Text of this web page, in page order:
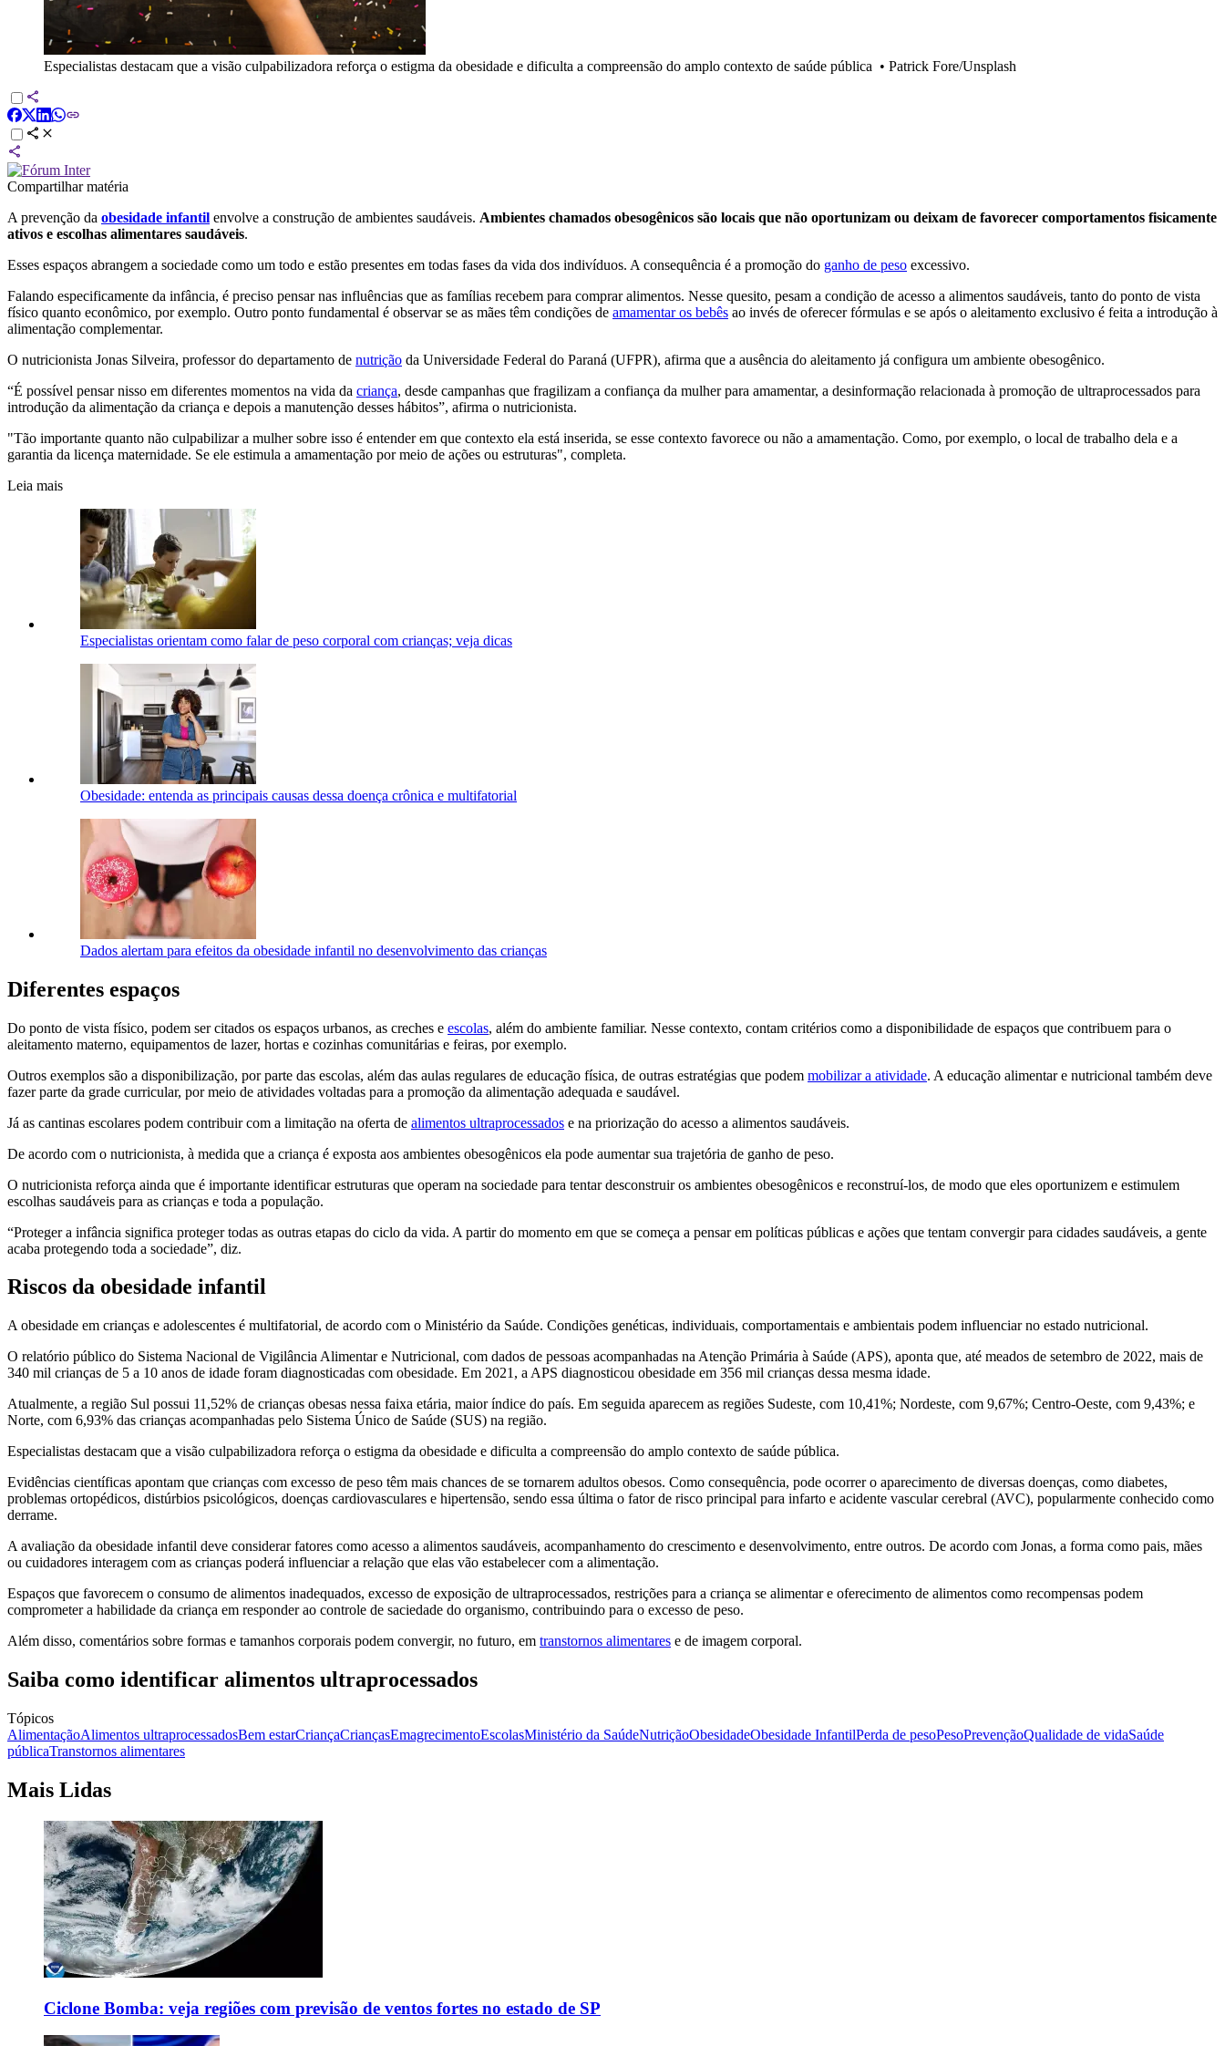
Especialistas destacam que a visão culpabilizadora reforça o estigma da obesidade e dificulta a compreensão do amplo contexto de saúde pública • Patrick Fore/Unsplash
Compartilhar matéria
A prevenção da obesidade infantil envolve a construção de ambientes saudáveis. Ambientes chamados obesogênicos são locais que não oportunizam ou deixam de favorecer comportamentos fisicamente
ativos e escolhas alimentares saudáveis.
Esses espaços abrangem a sociedade como um todo e estão presentes em todas fases da vida dos indivíduos. A consequência é a promoção do ganho de peso excessivo.
Falando especificamente da infância, é preciso pensar nas influências que as famílias recebem para comprar alimentos. Nesse quesito, pesam a condição de acesso a alimentos saudáveis, tanto do ponto de vista
físico quanto econômico, por exemplo. Outro ponto fundamental é observar se as mães têm condições de amamentar os bebês ao invés de oferecer fórmulas e se após o aleitamento exclusivo é feita a introdução à
alimentação complementar.
O nutricionista Jonas Silveira, professor do departamento de nutrição da Universidade Federal do Paraná (UFPR), afirma que a ausência do aleitamento já configura um ambiente obesogênico.
“É possível pensar nisso em diferentes momentos na vida da criança, desde campanhas que fragilizam a confiança da mulher para amamentar, a desinformação relacionada à promoção de ultraprocessados para
introdução da alimentação da criança e depois a manutenção desses hábitos”, afirma o nutricionista.
"Tão importante quanto não culpabilizar a mulher sobre isso é entender em que contexto ela está inserida, se esse contexto favorece ou não a amamentação. Como, por exemplo, o local de trabalho dela e a
garantia da licença maternidade. Se ele estimula a amamentação por meio de ações ou estruturas", completa.
Leia mais
Especialistas orientam como falar de peso corporal com crianças; veja dicas
Obesidade: entenda as principais causas dessa doença crônica e multifatorial
Dados alertam para efeitos da obesidade infantil no desenvolvimento das crianças
Diferentes espaços
Do ponto de vista físico, podem ser citados os espaços urbanos, as creches e escolas, além do ambiente familiar. Nesse contexto, contam critérios como a disponibilidade de espaços que contribuem para o
aleitamento materno, equipamentos de lazer, hortas e cozinhas comunitárias e feiras, por exemplo.
Outros exemplos são a disponibilização, por parte das escolas, além das aulas regulares de educação física, de outras estratégias que podem mobilizar a atividade. A educação alimentar e nutricional também deve
fazer parte da grade curricular, por meio de atividades voltadas para a promoção da alimentação adequada e saudável.
Já as cantinas escolares podem contribuir com a limitação na oferta de alimentos ultraprocessados e na priorização do acesso a alimentos saudáveis.
De acordo com o nutricionista, à medida que a criança é exposta aos ambientes obesogênicos ela pode aumentar sua trajetória de ganho de peso.
O nutricionista reforça ainda que é importante identificar estruturas que operam na sociedade para tentar desconstruir os ambientes obesogênicos e reconstruí-los, de modo que eles oportunizem e estimulem
escolhas saudáveis para as crianças e toda a população.
“Proteger a infância significa proteger todas as outras etapas do ciclo da vida. A partir do momento em que se começa a pensar em políticas públicas e ações que tentam convergir para cidades saudáveis, a gente
acaba protegendo toda a sociedade”, diz.
Riscos da obesidade infantil
A obesidade em crianças e adolescentes é multifatorial, de acordo com o Ministério da Saúde. Condições genéticas, individuais, comportamentais e ambientais podem influenciar no estado nutricional.
O relatório público do Sistema Nacional de Vigilância Alimentar e Nutricional, com dados de pessoas acompanhadas na Atenção Primária à Saúde (APS), aponta que, até meados de setembro de 2022, mais de
340 mil crianças de 5 a 10 anos de idade foram diagnosticadas com obesidade. Em 2021, a APS diagnosticou obesidade em 356 mil crianças dessa mesma idade.
Atualmente, a região Sul possui 11,52% de crianças obesas nessa faixa etária, maior índice do país. Em seguida aparecem as regiões Sudeste, com 10,41%; Nordeste, com 9,67%; Centro-Oeste, com 9,43%; e
Norte, com 6,93% das crianças acompanhadas pelo Sistema Único de Saúde (SUS) na região.
Especialistas destacam que a visão culpabilizadora reforça o estigma da obesidade e dificulta a compreensão do amplo contexto de saúde pública.
Evidências científicas apontam que crianças com excesso de peso têm mais chances de se tornarem adultos obesos. Como consequência, pode ocorrer o aparecimento de diversas doenças, como diabetes,
problemas ortopédicos, distúrbios psicológicos, doenças cardiovasculares e hipertensão, sendo essa última o fator de risco principal para infarto e acidente vascular cerebral (AVC), popularmente conhecido como
derrame.
A avaliação da obesidade infantil deve considerar fatores como acesso a alimentos saudáveis, acompanhamento do crescimento e desenvolvimento, entre outros. De acordo com Jonas, a forma como pais, mães
ou cuidadores interagem com as crianças poderá influenciar a relação que elas vão estabelecer com a alimentação.
Espaços que favorecem o consumo de alimentos inadequados, excesso de exposição de ultraprocessados, restrições para a criança se alimentar e oferecimento de alimentos como recompensas podem
comprometer a habilidade da criança em responder ao controle de saciedade do organismo, contribuindo para o excesso de peso.
Além disso, comentários sobre formas e tamanhos corporais podem convergir, no futuro, em transtornos alimentares e de imagem corporal.
Saiba como identificar alimentos ultraprocessados
Tópicos
AlimentaçãoAlimentos ultraprocessadosBem estarCriançaCriançasEmagrecimentoEscolasMinistério da SaúdeNutriçãoObesidadeObesidade InfantilPerda de pesoPesoPrevençãoQualidade de vidaSaúde
públicaTranstornos alimentares
Mais Lidas
Ciclone Bomba: veja regiões com previsão de ventos fortes no estado de SP